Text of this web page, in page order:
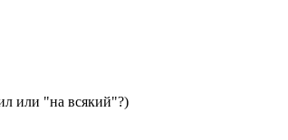
или "на всякий"?)